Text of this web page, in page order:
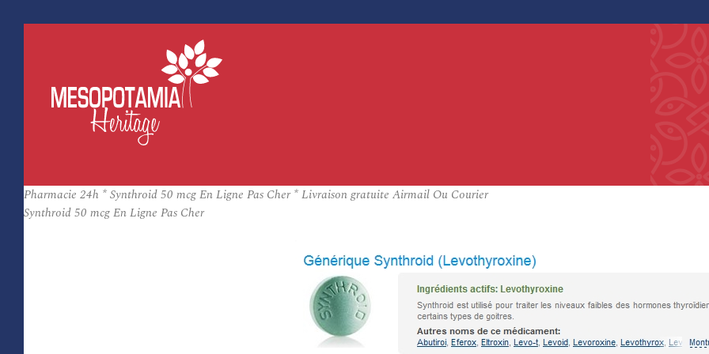
Pharmacie 24h * Synthroid 50 mcg En Ligne Pas Cher * Livraison gratuite Airmail Ou Courier
Synthroid 50 mcg En Ligne Pas Cher